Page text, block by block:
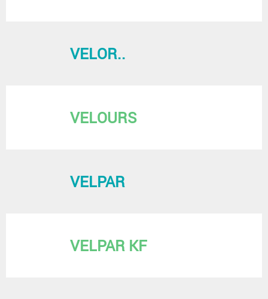
VELOR..
VELOURS
VELPAR
VELPAR KF